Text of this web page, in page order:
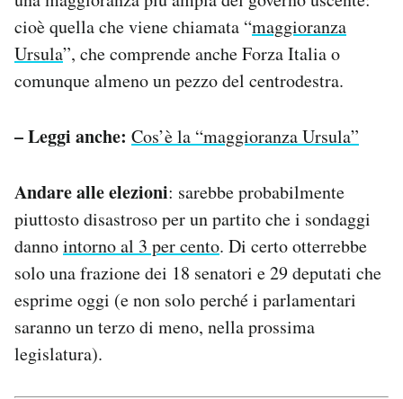
cioè quella che viene chiamata “maggioranza
Ursula”, che comprende anche Forza Italia o
comunque almeno un pezzo del centrodestra.
– Leggi anche: Cos’è la “maggioranza Ursula”
Andare alle elezioni: sarebbe probabilmente
piuttosto disastroso per un partito che i sondaggi
dannointorno al 3 per cento. Di certo otterrebbe
solo una frazione dei 18 senatori e 29 deputati che
esprime oggi (e non solo perché i parlamentari
saranno un terzo di meno, nella prossima
legislatura).